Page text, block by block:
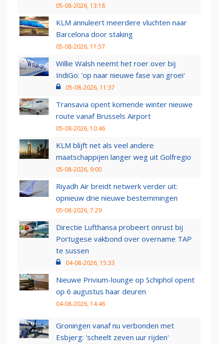
05-08-2026, 13:18
KLM annuleert meerdere vluchten naar
Barcelona door staking
05-08-2026, 11:57
Willie Walsh neemt het roer over bij
IndiGo: 'op naar nieuwe fase van groei'
05-08-2026, 11:37
Transavia opent komende winter nieuwe
route vanaf Brussels Airport
05-08-2026, 10:46
KLM blijft net als veel andere
maatschappijen langer weg uit Golfregio
05-08-2026, 9:00
Riyadh Air breidt netwerk verder uit:
opnieuw drie nieuwe bestemmingen
05-08-2026, 7:29
Directie Lufthansa probeert onrust bij
Portugese vakbond over overname TAP
te sussen
04-08-2026, 15:33
Nieuwe Privium-lounge op Schiphol opent
op 6 augustus haar deuren
04-08-2026, 14:46
Groningen vanaf nu verbonden met
Esbjerg: 'scheelt zeven uur rijden'